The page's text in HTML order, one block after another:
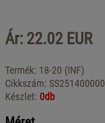
Ár: 22.02 EUR
Termék: 18-20 (INF)
Cikkszám:
Készlet: 0db